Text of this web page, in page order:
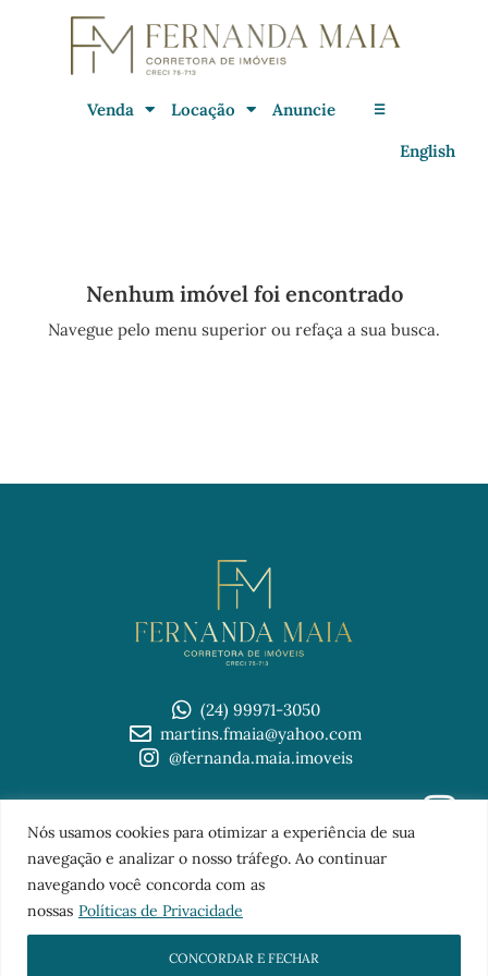
Nós usamos cookies para otimizar a experiência de sua
navegação e analizar o nosso tráfego. Ao continuar
navegando você concorda com as
nossas Políticas de Privacidade
CONCORDAR E FECHAR
Venda Locação Anuncie ☰
English
Nenhum imóvel foi encontrado
Navegue pelo menu superior ou refaça a sua busca.
(24) 99971-3050
martins.fmaia@yahoo.com
@fernanda.maia.imoveis
TOPO
Sites para imobiliáriascom aFB Digital